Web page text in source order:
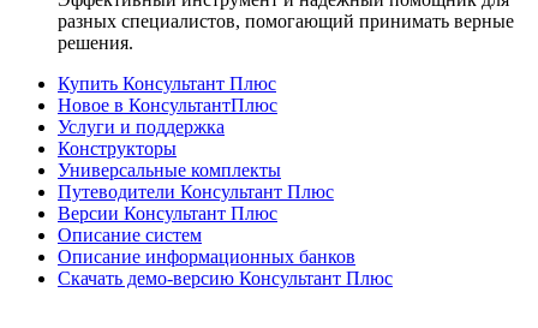
разных специалистов, помогающий принимать верные
решения.
Купить Консультант Плюс
Новое в КонсультантПлюс
Услуги и поддержка
Конструкторы
Универсальные комплекты
Путеводители Консультант Плюс
Версии Консультант Плюс
Описание систем
Описание информационных банков
Скачать демо-версию Консультант Плюс